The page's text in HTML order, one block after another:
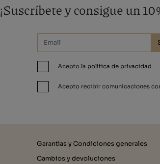
¡Suscríbete y consigue un
Acepto la política de privacidad
Acepto recibir comunicaciones
Garantias y Condiciones generales
Cambios y devoluciones